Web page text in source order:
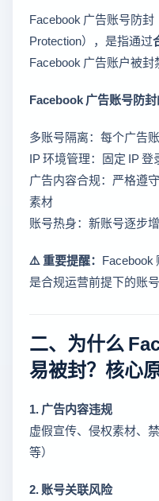
Facebook 广告账号防
Protection），是指通过
Facebook 广告账户被封
Facebook 广告账号防封
多账号隔离：每个广告
IP 环境管理：固定 IP
广告内容合规：严格遵
素材
账号热身：新账号逐步
⚠️ 重要提醒： Facebook
是合规运营前提下的账号
二、为什么
易被封？核心
1. 广告内容违规
虚假宣传、侵权素材、
等）
2. 账号关联风险